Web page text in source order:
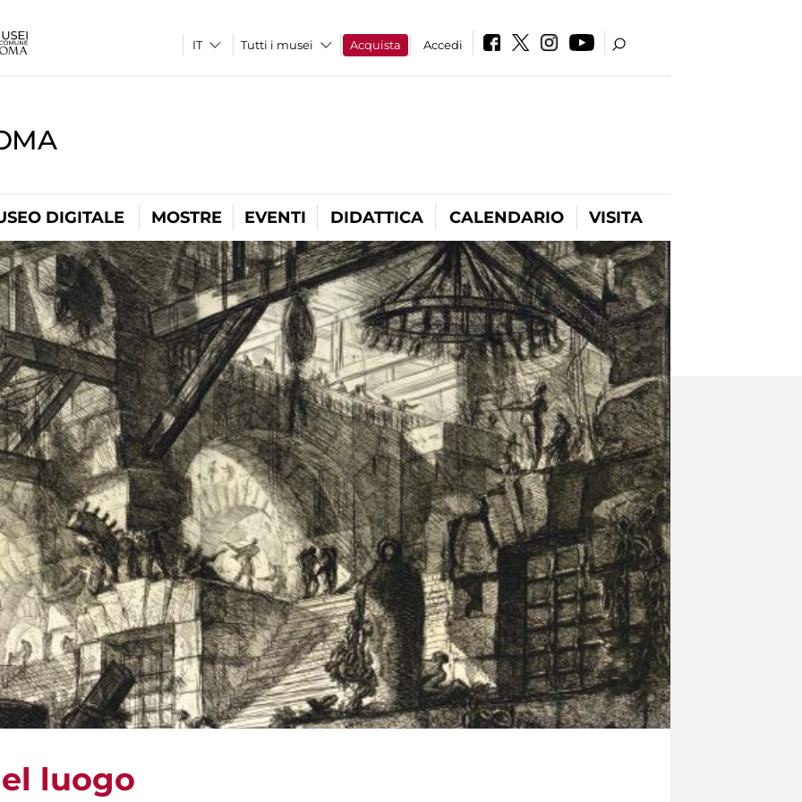
Tutti i musei Acquista Accedi
DIGITALE MOSTRE EVENTI DIDATTICA CALENDARIO VISITA
luogo